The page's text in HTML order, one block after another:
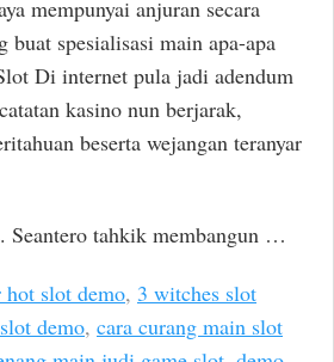
mempunyai anjuran secara
buat spesialisasi main apa-apa
Di internet pula jadi adendum
kasino nun berjarak,
beserta wejangan teranyar
Seantero tahkik membangun …
hot slot demo, 3 witches slot
demo, cara curang main slot